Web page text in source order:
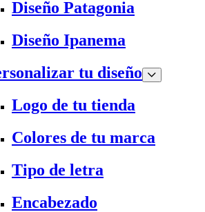
Diseño Patagonia
Diseño Ipanema
tu diseño
Logo de tu tienda
Colores de tu marca
Tipo de letra
Encabezado